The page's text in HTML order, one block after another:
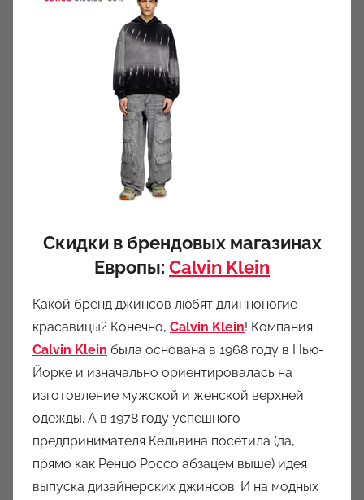
Скидки в брендовых магазинах
Европы: Calvin Klein
Какой бренд джинсов любят длинноногие
красавицы? Конечно, Calvin Klein! Компания
Calvin Klein была основана в 1968 году в Нью-
Йорке и изначально ориентировалась на
изготовление мужской и женской верхней
одежды. А в 1978 году успешного
предпринимателя Кельвина посетила (да,
прямо как Ренцо Россо абзацем выше) идея
выпуска дизайнерских джинсов. И на модных